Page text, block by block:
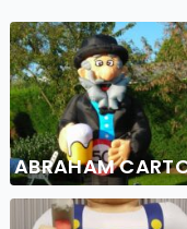
ABRAHAM